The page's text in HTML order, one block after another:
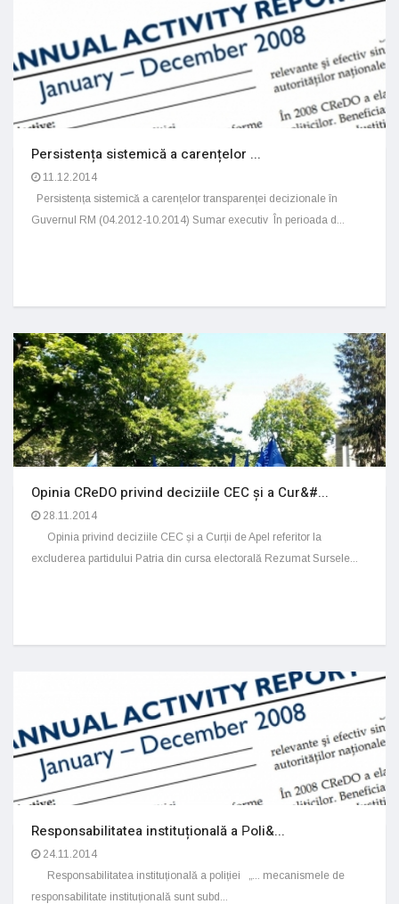
Persistența sistemică a carențelor ...
11.12.2014
Persistența sistemică a carențelor transparenței decizionale în
Guvernul RM (04.2012-10.2014) Sumar executiv În perioada d...
Opinia CReDO privind deciziile CEC și a Cur&#...
28.11.2014
Opinia privind deciziile CEC și a Curții de Apel referitor la
excluderea partidului Patria din cursa electorală Rezumat Sursele...
Responsabilitatea instituțională a Рoli&...
24.11.2014
Responsabilitatea instituțională a poliției „... mecanismele de
responsabilitate instituțională sunt subd...